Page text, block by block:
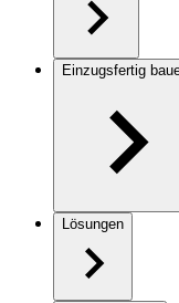
Einzugsfertig
Lösungen